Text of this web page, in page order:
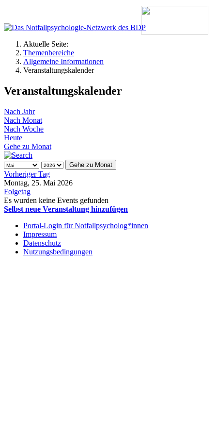
Aktuelle Seite:
Themenbereiche
Allgemeine Informationen
Veranstaltungskalender
Veranstaltungskalender
Nach Jahr
Nach Monat
Nach Woche
Heute
Gehe zu Monat
Gehe zu Monat
Vorheriger Tag
Montag, 25. Mai 2026
Folgetag
Es wurden keine Events gefunden
Selbst neue Veranstaltung hinzufügen
Portal-Login für Notfallpsycholog*innen
Impressum
Datenschutz
Nutzungsbedingungen